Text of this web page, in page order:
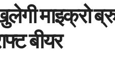
बुझा, छोटे बेटे की मौत के बाद खत्म होने की
माइक्रो
बीयर